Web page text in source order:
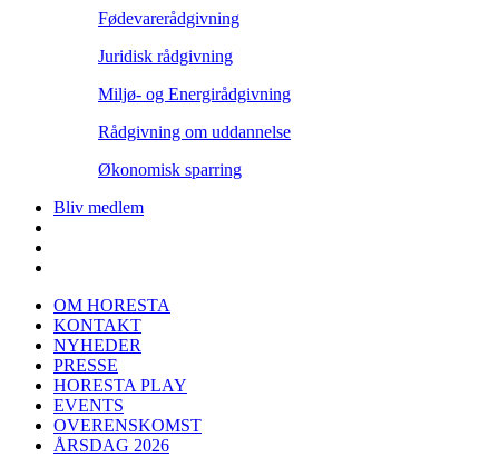
Fødevarerådgivning
Juridisk rådgivning
Miljø- og Energirådgivning
Rådgivning om uddannelse
Økonomisk sparring
Bliv medlem
OM HORESTA
KONTAKT
NYHEDER
PRESSE
HORESTA PLAY
EVENTS
OVERENSKOMST
ÅRSDAG 2026